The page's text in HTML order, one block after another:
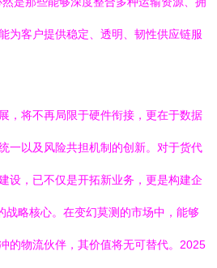
为客户提供稳定、透明、韧性供应链服
，将不再局限于硬件衔接，更在于数据
一以及风险共担机制的创新。对于货代
设，已不仅是开拓新业务，更是构建企
战略核心。在变幻莫测的市场中，能够
的物流伙伴，其价值将无可替代。2025